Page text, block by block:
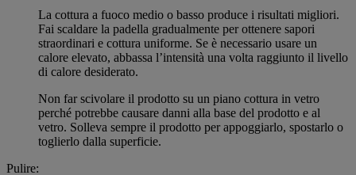
La cottura a fuoco medio o basso produce i risultati migliori.
Fai scaldare la padella gradualmente per ottenere sapori
straordinari e cottura uniforme. Se è necessario usare un
calore elevato, abbassa l’intensità una volta raggiunto il livello
di calore desiderato.
Non far scivolare il prodotto su un piano cottura in vetro
perché potrebbe causare danni alla base del prodotto e al
vetro. Solleva sempre il prodotto per appoggiarlo, spostarlo o
toglierlo dalla superficie.
Pulire: